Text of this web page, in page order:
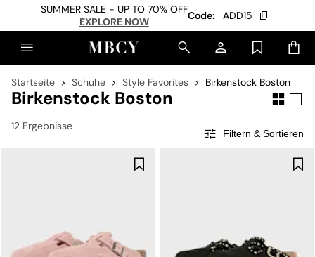
SUMMER SALE - UP TO 70% OFF
EXPLORE NOW
Code: ADD15
Startseite Schuhe Style Favorites Birkenstock Boston
Birkenstock Boston
12 Ergebnisse
Filtern & Sortieren